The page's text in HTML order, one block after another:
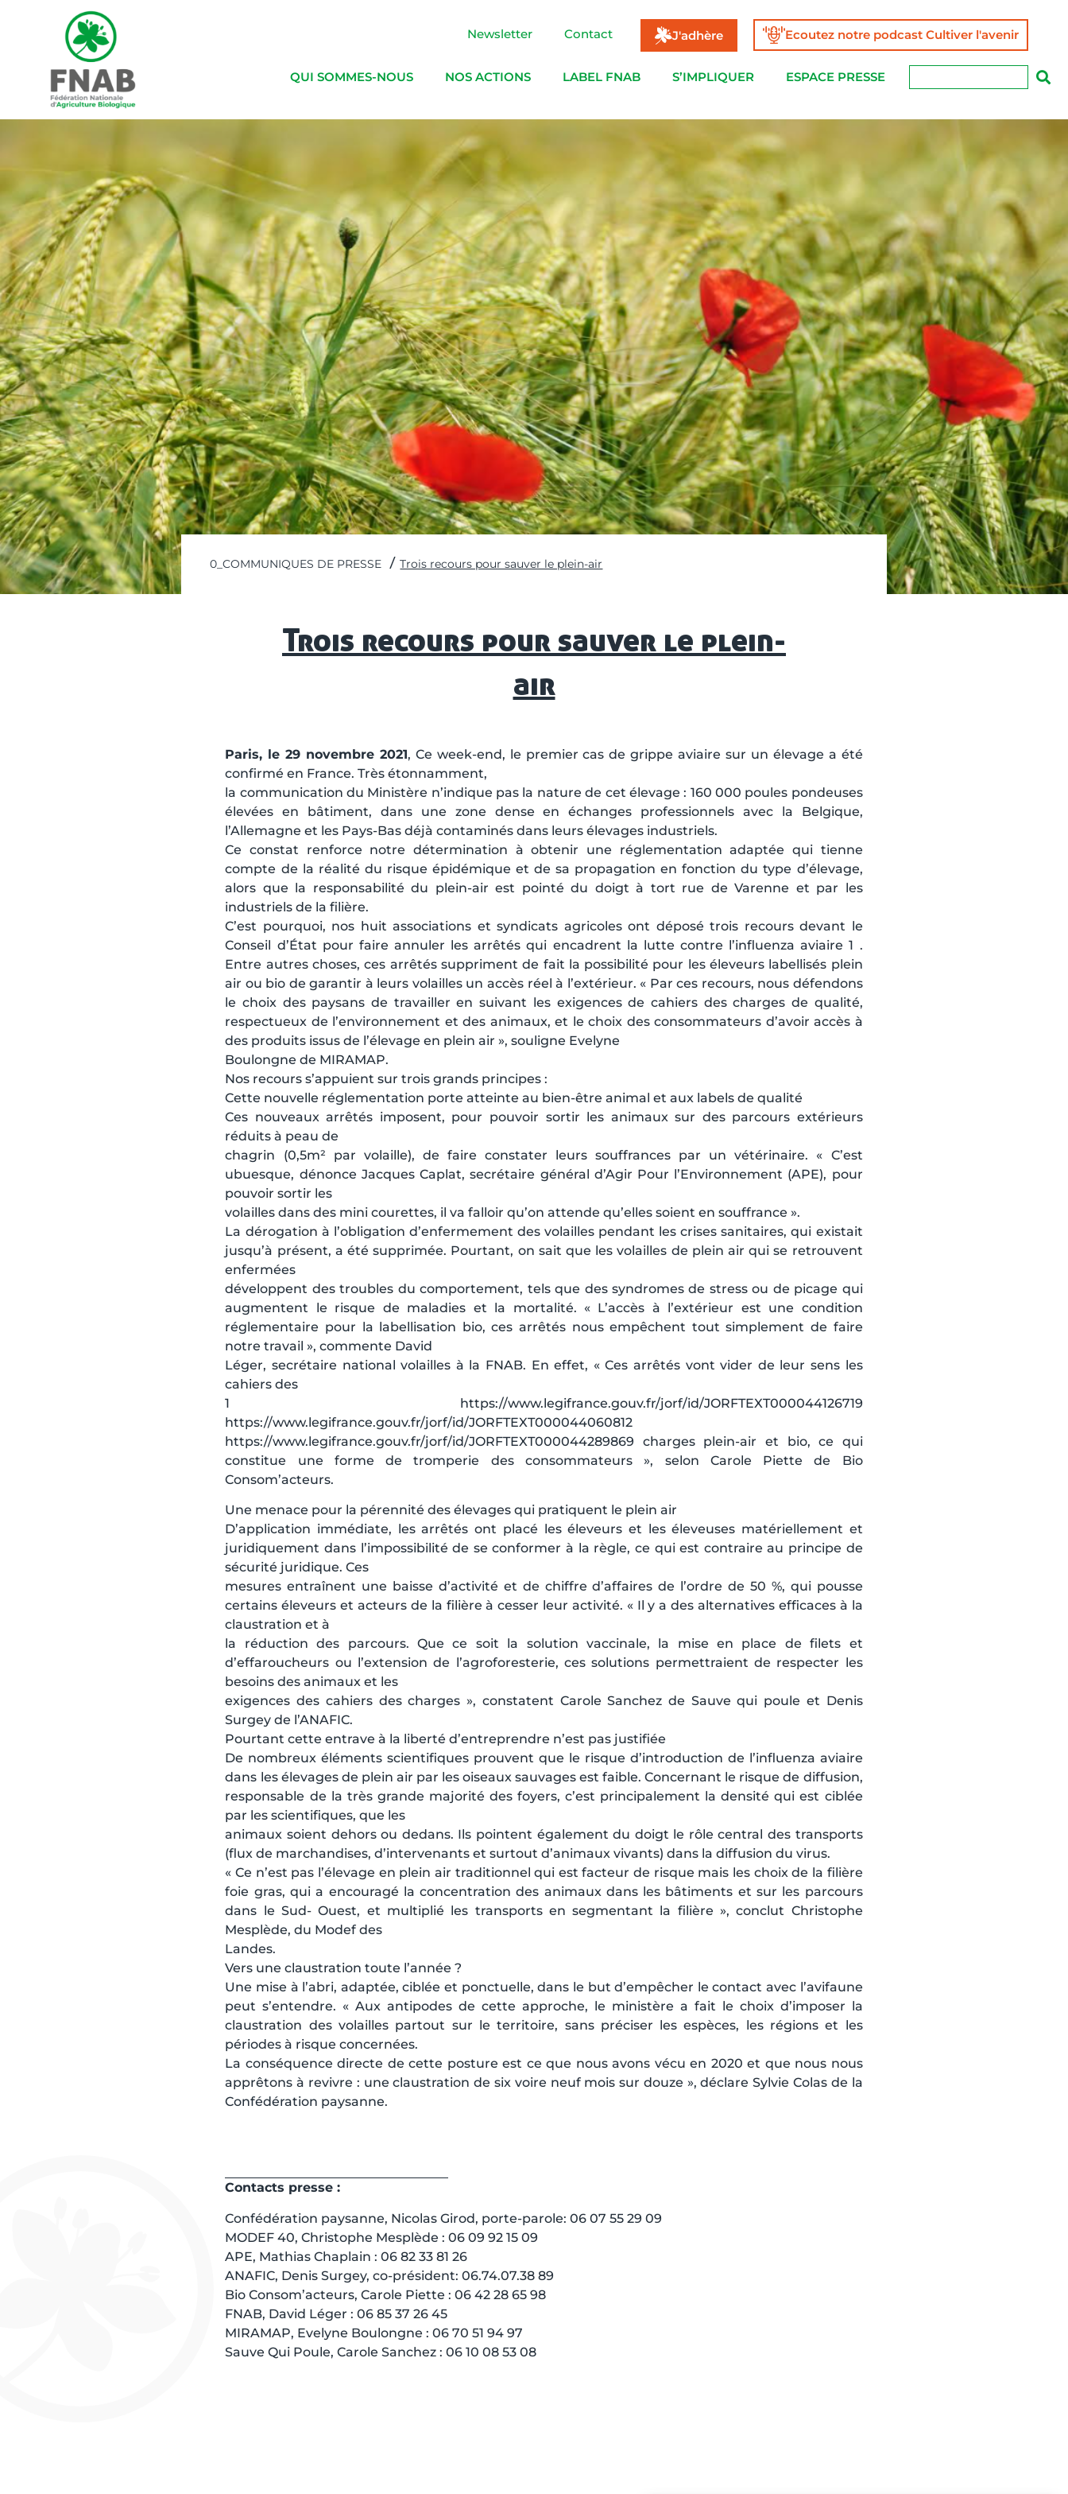
Newsletter Contact J'adhère Ecoutez notre podcast Cultiver l'avenir
QUI SOMMES-NOUS NOS ACTIONS LABEL FNAB S’IMPLIQUER ESPACE PRESSE
0_COMMUNIQUES DE PRESSE Trois recours pour sauver le plein-air
Trois recours pour sauver le plein-
air
Paris, le 29 novembre 2021, Ce week-end, le premier cas de grippe aviaire sur un élevage a été
confirmé en France. Très étonnamment,
la communication du Ministère n’indique pas la nature de cet élevage : 160 000 poules pondeuses
élevées en bâtiment, dans une zone dense en échanges professionnels avec la Belgique,
l’Allemagne et les Pays-Bas déjà contaminés dans leurs élevages industriels.
Ce constat renforce notre détermination à obtenir une réglementation adaptée qui tienne
compte de la réalité du risque épidémique et de sa propagation en fonction du type d’élevage,
alors que la responsabilité du plein-air est pointé du doigt à tort rue de Varenne et par les
industriels de la filière.
C’est pourquoi, nos huit associations et syndicats agricoles ont déposé trois recours devant le
Conseil d’État pour faire annuler les arrêtés qui encadrent la lutte contre l’influenza aviaire 1 .
Entre autres choses, ces arrêtés suppriment de fait la possibilité pour les éleveurs labellisés plein
air ou bio de garantir à leurs volailles un accès réel à l’extérieur. « Par ces recours, nous défendons
le choix des paysans de travailler en suivant les exigences de cahiers des charges de qualité,
respectueux de l’environnement et des animaux, et le choix des consommateurs d’avoir accès à
des produits issus de l’élevage en plein air », souligne Evelyne
Boulongne de MIRAMAP.
Nos recours s’appuient sur trois grands principes :
Cette nouvelle réglementation porte atteinte au bien-être animal et aux labels de qualité
Ces nouveaux arrêtés imposent, pour pouvoir sortir les animaux sur des parcours extérieurs
réduits à peau de
chagrin (0,5m² par volaille), de faire constater leurs souffrances par un vétérinaire. « C’est
ubuesque, dénonce Jacques Caplat, secrétaire général d’Agir Pour l’Environnement (APE), pour
pouvoir sortir les
volailles dans des mini courettes, il va falloir qu’on attende qu’elles soient en souffrance ».
La dérogation à l’obligation d’enfermement des volailles pendant les crises sanitaires, qui existait
jusqu’à présent, a été supprimée. Pourtant, on sait que les volailles de plein air qui se retrouvent
enfermées
développent des troubles du comportement, tels que des syndromes de stress ou de picage qui
augmentent le risque de maladies et la mortalité. « L’accès à l’extérieur est une condition
réglementaire pour la labellisation bio, ces arrêtés nous empêchent tout simplement de faire
notre travail », commente David
Léger, secrétaire national volailles à la FNAB. En effet, « Ces arrêtés vont vider de leur sens les
cahiers des
1 https://www.legifrance.gouv.fr/jorf/id/JORFTEXT000044126719
https://www.legifrance.gouv.fr/jorf/id/JORFTEXT000044060812
https://www.legifrance.gouv.fr/jorf/id/JORFTEXT000044289869 charges plein-air et bio, ce qui
constitue une forme de tromperie des consommateurs », selon Carole Piettede Bio
Consom’acteurs.
Une menace pour la pérennité des élevages qui pratiquent le plein air
D’application immédiate, les arrêtés ont placé les éleveurs et les éleveuses matériellement et
juridiquement dans l’impossibilité de se conformer à la règle, ce qui est contraire au principe de
sécurité juridique. Ces
mesures entraînent une baisse d’activité et de chiffre d’affaires de l’ordre de 50 %, qui pousse
certains éleveurs et acteurs de la filière à cesser leur activité. « Il y a des alternatives efficaces à la
claustration et à
la réduction des parcours. Que ce soit la solution vaccinale, la mise en place de filets et
d’effaroucheurs ou l’extension de l’agroforesterie, ces solutions permettraient de respecter les
besoins des animaux et les
exigences des cahiers des charges », constatent Carole Sanchez de Sauve qui poule et Denis
Surgey de l’ANAFIC.
Pourtant cette entrave à la liberté d’entreprendre n’est pas justifiée
De nombreux éléments scientifiques prouvent que le risque d’introduction de l’influenza aviaire
dans les élevages de plein air par les oiseaux sauvages est faible. Concernant le risque de diffusion,
responsable de la très grande majorité des foyers, c’est principalement la densité qui est ciblée
par les scientifiques, que les
animaux soient dehors ou dedans. Ils pointent également du doigt le rôle central des transports
(flux de marchandises, d’intervenants et surtout d’animaux vivants) dans la diffusion du virus.
« Ce n’est pas l’élevage en plein air traditionnel qui est facteur de risque mais les choix de la filière
foie gras, qui a encouragé la concentration des animaux dans les bâtiments et sur les parcours
dans le Sud- Ouest, et multiplié les transports en segmentant la filière », conclut Christophe
Mesplède, du Modef des
Landes.
Vers une claustration toute l’année ?
Une mise à l’abri, adaptée, ciblée et ponctuelle, dans le but d’empêcher le contact avec l’avifaune
peut s’entendre. « Aux antipodes de cette approche, le ministère a fait le choix d’imposer la
claustration des volailles partout sur le territoire, sans préciser les espèces, les régions et les
périodes à risque concernées.
La conséquence directe de cette posture est ce que nous avons vécu en 2020 et que nous nous
apprêtons à revivre : une claustration de six voire neuf mois sur douze », déclare Sylvie Colas de la
Confédération paysanne.
Contacts presse :
Confédération paysanne, Nicolas Girod, porte-parole: 06 07 55 29 09
MODEF 40, Christophe Mesplède : 06 09 92 15 09
APE, Mathias Chaplain : 06 82 33 81 26
ANAFIC, Denis Surgey, co-président: 06.74.07.38 89
Bio Consom’acteurs, Carole Piette : 06 42 28 65 98
FNAB, David Léger : 06 85 37 26 45
MIRAMAP, Evelyne Boulongne : 06 70 51 94 97
Sauve Qui Poule, Carole Sanchez : 06 10 08 53 08